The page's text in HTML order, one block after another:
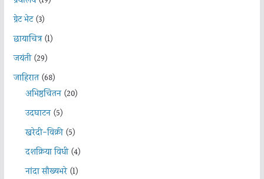
ग्रेट भेट(3)
छायाचित्र(1)
जयंती(29)
जाहिरात(68)
अभिष्ठचिंतन(20)
उदघाटन(5)
खरेदी-विक्री(5)
दशक्रिया विधी(4)
नांदा सौख्यभरे(1)